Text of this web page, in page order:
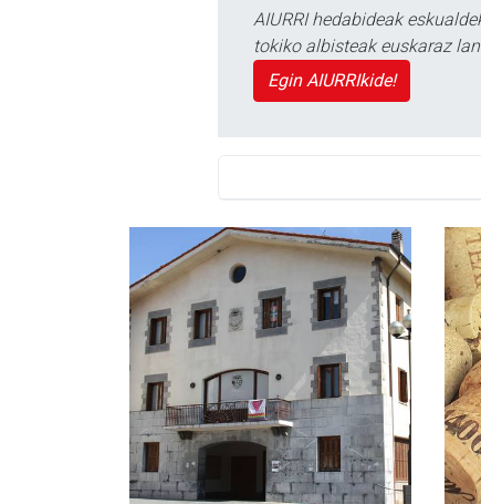
AIURRI hedabideak
tokiko albisteak euskaraz
Egin AIURRIkide!